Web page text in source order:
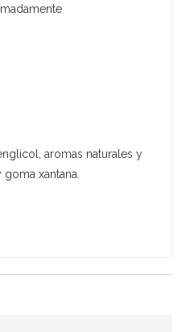
aromas naturales y
xantana.